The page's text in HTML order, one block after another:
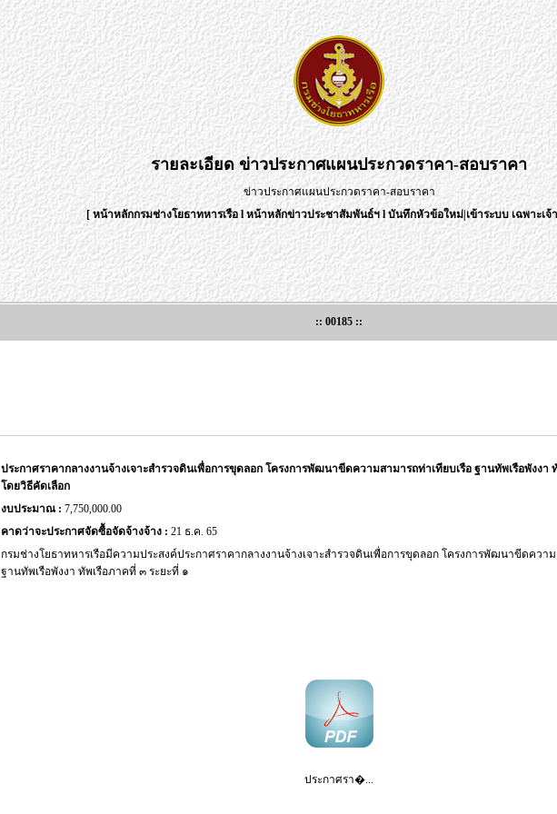
รายละเอียดข่าวประกาศแผนประกวดราคา-สอบราคา
ข่าวประกาศแผนประกวดราคา-สอบราคา
[หน้าหลักกรมช่างโยธาทหารเรือlหน้าหลักข่าวประชาสัมพันธ์ฯlบันทึกหัวข้อใหม่|เข้าระบบ เฉพาะเ
:: 00185 ::
ประกาศราคากลางงานจ้างเจาะสำรวจดินเพื่อการขุดลอก โครงการพัฒนาขีดความสามารถท่าเทียบเรือ ฐานทัพเรือพังงา
โดยวิธีคัดเลือก
งบประมาณ : 7,750,000.00
คาดว่าจะประกาศจัดซื้อจัดจ้างจ้าง : 21 ธ.ค. 65
กรมช่างโยธาทหารเรือมีความประสงค์ประกาศราคากลางงานจ้างเจาะสำรวจดินเพื่อการขุดลอก โครงการพัฒนาขีดควา
ฐานทัพเรือพังงา ทัพเรือภาคที่ ๓ ระยะที่ ๑
ประกาศรา�...